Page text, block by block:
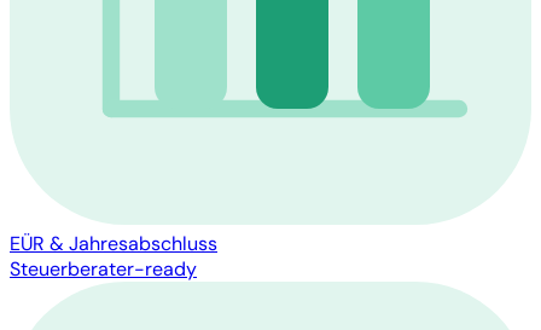
EÜR & Jahresabschluss
Steuerberater-ready